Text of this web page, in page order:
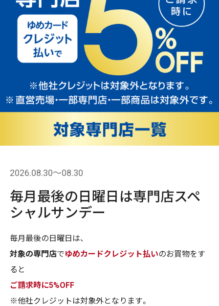
2026.08.30〜08.30
毎月最後の日曜日は専門店スペ
シャルサンデー
毎月最後の日曜日は、
対象の専門店でゆめカードクレジット払いのお買物をす
ると
ご請求時に5%OFF
※他社クレジットは対象外となります。